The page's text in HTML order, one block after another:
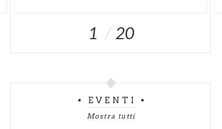
1 20
EVENTI
Mostra tutti